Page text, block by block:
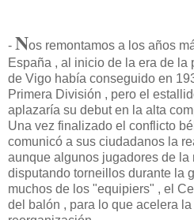
- Nos remontamos a los años
España , al inicio de la era de la
de Vigo había conseguido en
Primera División , pero el
aplazaría su debut en la alta
Una vez finalizado el conflicto
comunicó a sus ciudadanos la
aunque algunos jugadores de
disputando torneillos durante la
muchos de los "equipiers" , el
del balón , para lo que acelera